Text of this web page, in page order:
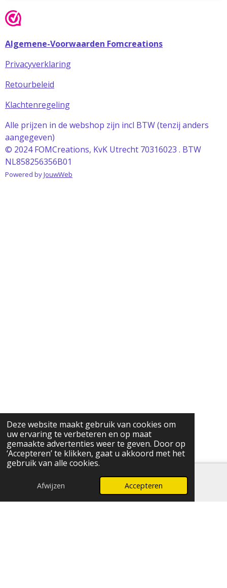
Deze website maakt gebruik van cookies om
uw ervaring te verbeteren en op maat
gemaakte advertenties weer te geven. Door op
‘Accepteren’ te klikken, gaat u akkoord met het
gebruik van alle cookies.
Afwijzen Accepteren
Algemene-Voorwaarden Fomcreations
Privacyverklaring
Retourbeleid
Klachtenregeling
Alle prijzen in de webshop zijn incl BTW (tenzij anders
aangegeven)
© 2024 FOMCreations, KvK Utrecht 70316023 . BTW
NL858256356B01
Powered byJouwWeb
E-mailadres